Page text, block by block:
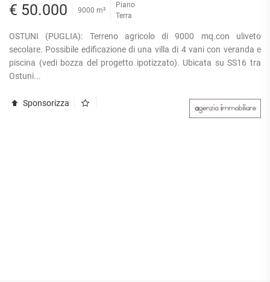
€ 50.000 9000 m²
Piano
Terra
OSTUNI (PUGLIA): Terreno agricolo di 9000 mq.con uliveto
secolare. Possibile edificazione di una villa di 4 vani con veranda e
piscina (vedi bozza del progetto ipotizzato). Ubicata su SS16 tra
Ostuni...
Sponsorizza